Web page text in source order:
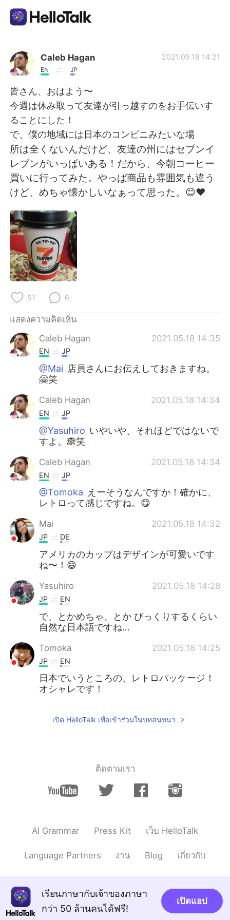
แอปแลกเปลี่ยนทางภาษา
AI Grammar Checker
ไทย
English 简体中文
繁體中文 Español
Deutsch
한국어
Indonesia
Português
Caleb Hagan
EN JP
2021.05.18 14:21
皆さん、おはよう〜
今週は休み取って友達が引っ越すのをお手伝いす
ることにした！
で、僕の地域には日本のコンビニみたいな場
所は全くないんだけど、友達の州にはセブンイ
レブンがいっぱいある！だから、今朝コーヒー
買いに行ってみた。やっぱ商品も雰囲気も違う
けど、めちゃ懐かしいなぁって思った。😊❤️
51 6
แสดงความคิดเห็น
Caleb Hagan
2021.05.18 14:35
EN JP
@Mai 店員さんにお伝えしておきますね。
🤗笑
Caleb Hagan 2021.05.18 14:34
EN JP
@Yasuhiro いやいや、それほどではないで
すよ。🙈笑
Caleb Hagan 2021.05.18 14:34
EN JP
@Tomoka えーそうなんですか！確かに、
レトロって感じですね。😋
Mai 2021.05.18 14:32
JP DE
アメリカのカップはデザインが可愛いです
ね〜！😄
Yasuhiro 2021.05.18 14:28
JP EN
で、とかめちゃ、とか びっくりするくらい
自然な日本語ですね…
Tomoka 2021.05.18 14:25
JP EN
日本でいうところの、レトロパッケージ！
オシャレです！
เปิด HelloTalk เพื่อเข้าร่วมในบทสนทนา
ติดตามเรา
AI Grammar Press Kit เว็บ HelloTalk
Language Partners งาน Blog เกี่ยวกับ
เรียนภาษากับเจ้าของภาษา
กว่า 50 ล้านคนได้ฟรี!
เปิดแอป